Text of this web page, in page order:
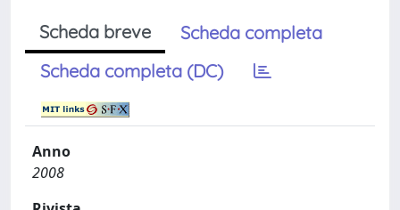
Scheda breve
Scheda completa
Scheda completa (DC)
Anno
2008